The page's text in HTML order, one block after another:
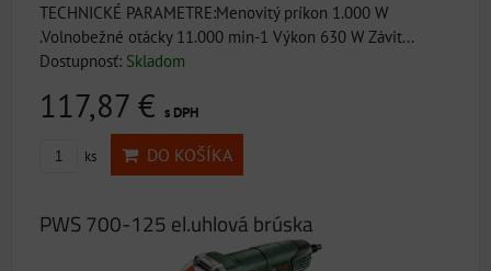
TECHNICKÉ PARAMETRE:Menovitý príkon 1.000 W
.Volnobežné otácky 11.000 min-1 Výkon 630 W Závit...
Dostupnosť: Skladom
117,87 € s DPH
ks DO KOŠÍKA
PWS 700-125 el.uhlová brúska